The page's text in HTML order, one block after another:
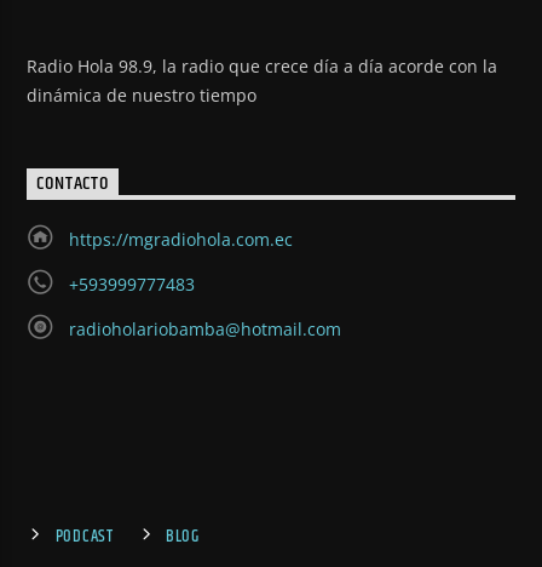
Radio Hola 98.9, la radio que crece día a día acorde con la
dinámica de nuestro tiempo
CONTACTO
https://mgradiohola.com.ec
+593999777483
radioholariobamba@hotmail.com
PODCAST BLOG